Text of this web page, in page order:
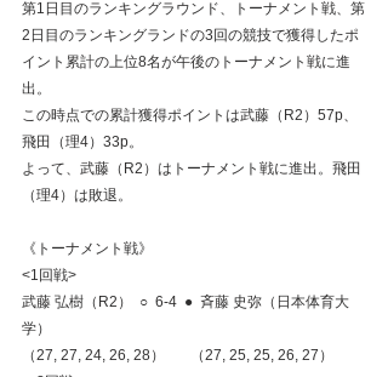
第1日目のランキングラウンド、トーナメント戦、第
2日目のランキングランドの3回の競技で獲得したポ
イント累計の上位8名が午後のトーナメント戦に進
出。
この時点での累計獲得ポイントは武藤（R2）57p、
飛田（理4）33p。
よって、武藤（R2）はトーナメント戦に進出。飛田
（理4）は敗退。
《トーナメント戦》
<1回戦>
武藤 弘樹（R2）  ○  6-4  ●  斉藤 史弥（日本体育大
学）
（27, 27, 24, 26, 28）       （27, 25, 25, 26, 27）